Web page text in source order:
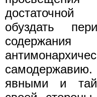
обуздать
явными и